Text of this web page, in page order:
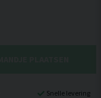
Snelle levering